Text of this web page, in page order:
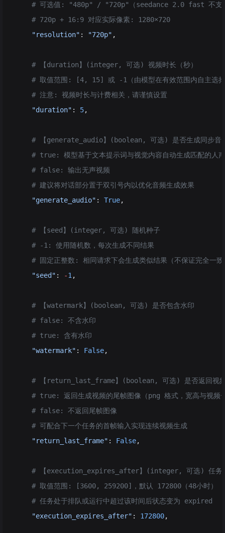
# 可选值: "480p" / "720p"（seedance 2.0 fast 不支
    # 720p + 16:9 对应实际像素: 1280×720
    "resolution"
: "720p" ,
    # 【duration】(integer, 可选) 视频时长（秒）
# 取值范围: [4, 15] 或 -1（由模型在有效范围内自主选
    # 注意: 视频时长与计费相关，请谨慎设置
    "duration"
: 5,
# 【generate_audio】(boolean, 可选) 是否生成同步音
# true: 模型基于文本提示词与视觉内容自动生成匹配的人
    # false: 输出无声视频
    # 建议将对话部分置于双引号内以优化音频生成效果
    "generate_audio"
: True,
    # 【seed】(integer, 可选) 随机种子
    # -1: 使用随机数，每次生成不同结果
# 固定正整数: 相同请求下会生成类似结果（不保证完全一致
    "seed"
: -1 ,
    # 【watermark】(boolean, 可选) 是否包含水印
    # false: 不含水印
    # true: 含有水印
    "watermark"
: False,
# 【return_last_frame】(boolean, 可选) 是否返回视
# true: 返回生成视频的尾帧图像（png 格式，宽高与视频
    # false: 不返回尾帧图像
    # 可配合下一个任务的首帧输入实现连续视频生成
    "return_last_frame"
: False,
# 【execution_expires_after】(integer, 可选) 任务
    # 取值范围: [3600, 259200]，默认 172800（48小时）
    # 任务处于排队或运行中超过该时间后状态变为 expired
    "execution_expires_after"
: 172800,